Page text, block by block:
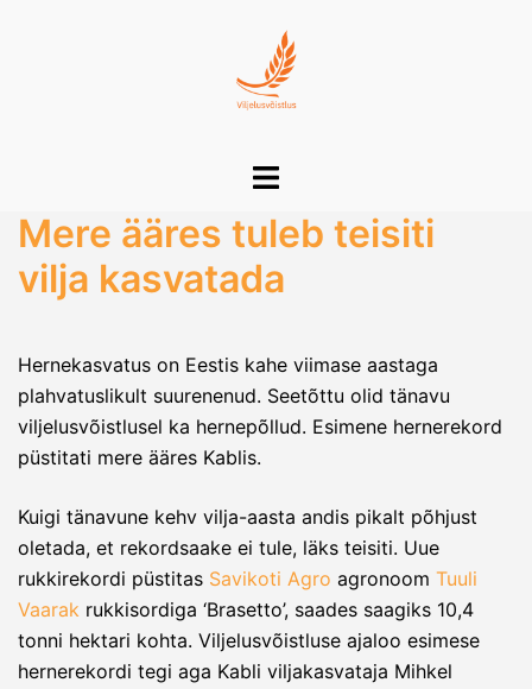
Toggle
Mere ääres tuleb teisiti
vilja kasvatada
Hernekasvatus on Eestis kahe viimase aastaga
plahvatuslikult suurenenud. Seetõttu olid tänavu
viljelusvõistlusel ka hernepõllud. Esimene hernerekord
püstitati mere ääres Kablis.
Kuigi tänavune kehv vilja-aasta andis pikalt põhjust
oletada, et rekordsaake ei tule, läks teisiti. Uue
rukkirekordi püstitas Savikoti Agro agronoom Tuuli
Vaarak rukkisordiga ‘Brasetto’, saades saagiks 10,4
tonni hektari kohta. Viljelusvõistluse ajaloo esimese
hernerekordi tegi aga Kabli viljakasvataja Mihkel